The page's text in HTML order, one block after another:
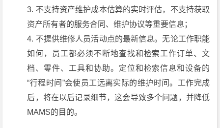
不支持资产维护成本估算的实时评估，不支持获取
资产所有者的服务合同、维护协议等重要信息；
不提供维修人员活动点的最新信息。无论工作职能
如何，员工都必须不断地查找和检索工作订单、文
档、零件、工具和协助。定位和检索信息和设备的
“行程时间”会使员工远离实际的维护时间。工作完成
后，将在以后记录细节，这会导致多个问题，并降低
MAMS的目的。